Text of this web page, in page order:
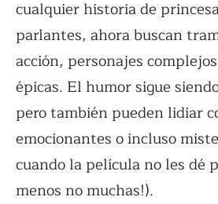
cualquier historia de
parlantes, ahora buscan
acción, personajes
épicas. El humor sigue
pero también pueden lidiar
emocionantes o incluso
cuando la película no les dé
menos no muchas!).